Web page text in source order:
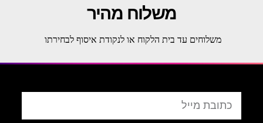
משלוח מהיר
משלוחים עד בית הלקוח או לנקודת איסוף לבחירתו